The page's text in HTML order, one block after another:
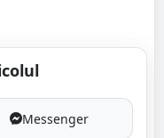
Messenger